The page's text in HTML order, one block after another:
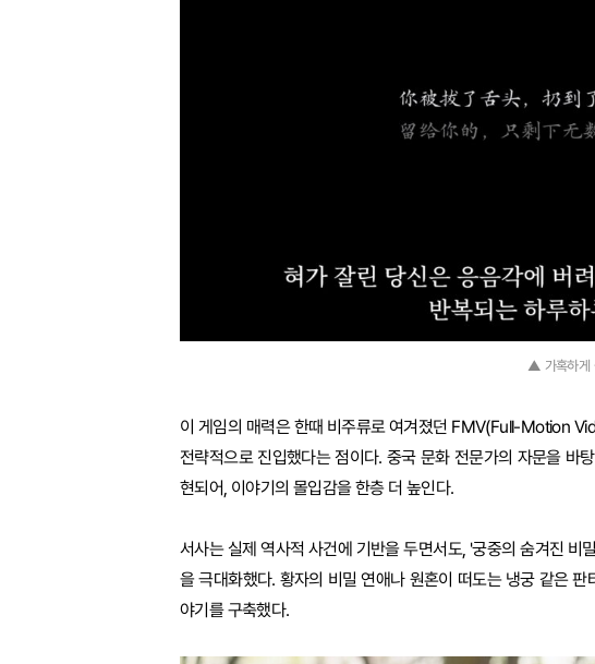
▲ 가혹하게
이 게임의 매력은 한때 비주류로 여겨졌던 FMV(Full-Motion
전략적으로 진입했다는 점이다. 중국 문화 전문가의 자문을
현되어, 이야기의 몰입감을 한층 더 높인다.
서사는 실제 역사적 사건에 기반을 두면서도, '궁중의 숨겨진
을 극대화했다. 황자의 비밀 연애나 원혼이 떠도는 냉궁 같은
야기를 구축했다.